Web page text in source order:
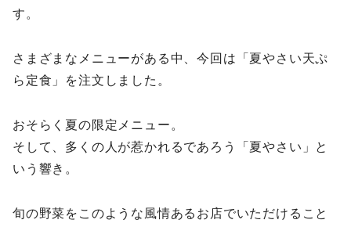
す。
さまざまなメニューがある中、今回は「夏やさい天ぷ
ら定食」を注文しました。
おそらく夏の限定メニュー。
そして、多くの人が惹かれるであろう「夏やさい」と
いう響き。
旬の野菜をこのような風情あるお店でいただけること